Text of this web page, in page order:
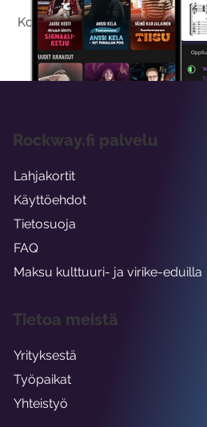
Kokeilemalla ilmaiseksi saat
viikon
Rockway.fi palvelu
Lahjakortit
Käyttöehdot
Tietosuoja
FAQ
Maksu kulttuuri- ja virike-eduilla
Tietoa meistä
Yrityksestä
Työpaikat
Yhteistyö